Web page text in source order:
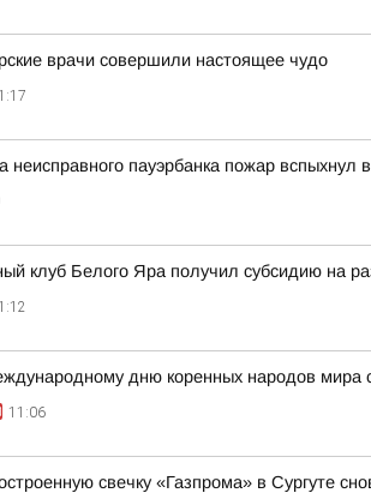
врачи совершили настоящее чудо
неисправного пауэрбанка пожар вспыхнул
клуб Белого Яра получил субсидию на
дню коренных народов мира
11:06
свечку «Газпрома» в Сургуте